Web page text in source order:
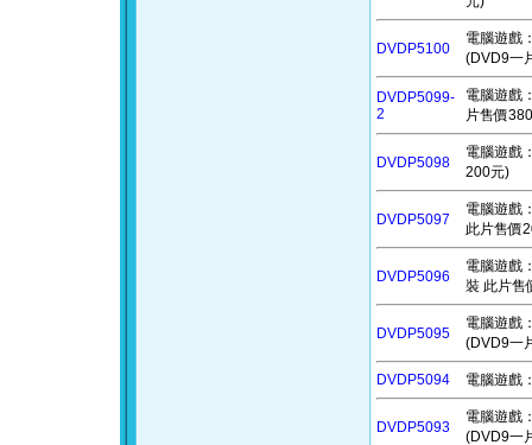
DVDP5100
電腦遊戲
(DVD9一
DVDP5099-
2
電腦遊戲
片售價
DVDP5098
電腦遊戲
200元)
DVDP5097
電腦遊戲
此片售價
DVDP5096
電腦遊戲
裝 此片售
DVDP5095
電腦遊戲
(DVD9一
DVDP5094 電腦遊戲
DVDP5093
電腦遊戲
(DVD9一